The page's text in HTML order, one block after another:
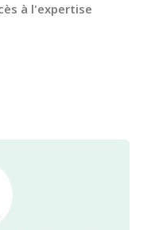
à l'expertise